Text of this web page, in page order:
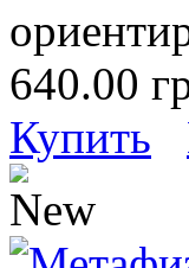
640.00
Купить